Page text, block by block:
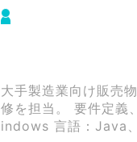
大手製造業向け販売
修を担当。 要件定義
indows 言語：Java